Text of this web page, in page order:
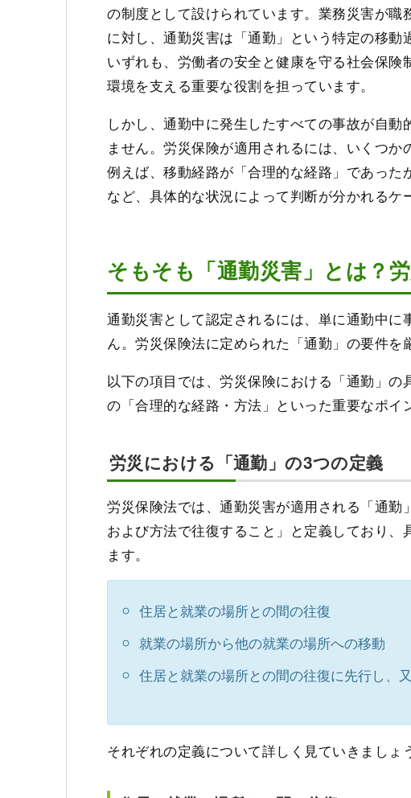
の制度として設けられています。業務災害が
に対し、通勤災害は「通勤」という特定の移
いずれも、労働者の安全と健康を守る社会保
環境を支える重要な役割を担っています。
しかし、通勤中に発生したすべての事故が自
ません。労災保険が適用されるには、いくつか
例えば、移動経路が「合理的な経路」であっ
など、具体的な状況によって判断が分かれるケ
そもそも「通勤災害」とは？
通勤災害として認定されるには、単に通勤中
ん。労災保険法に定められた「通勤」の要件を
以下の項目では、労災保険における「通勤」
の「合理的な経路・方法」といった重要なポイ
労災における「通勤」の3つの定義
労災保険法では、通勤災害が適用される「通
および方法で往復すること」と定義しており
ます。
住居と就業の場所との間の往復
就業の場所から他の就業の場所への移動
住居と就業の場所との間の往復に先行し、
それぞれの定義について詳しく見ていきましょ